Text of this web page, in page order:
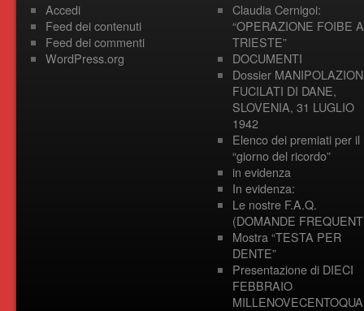
Accedi
Feed dei contenuti
Feed dei commenti
WordPress.org
Claudia Cernigoi:
“OPERAZIONE FOIBE A
TRIESTE”
DOCUMENTI
Dossier
FUCILATI DI DANE,
SLOVENIA, 31 LUGLIO
1942
Elenco dei premiati per il
“giorno del ricordo”
in evidenza
In evidenza:
Le nostre F.A.Q.
(DOMANDE
Mostra “TESTA PER
DENTE”
Presentazione di DIECI
FEBBRAIO